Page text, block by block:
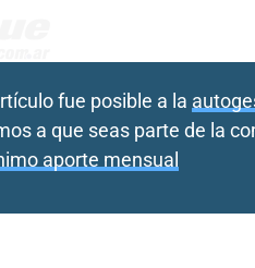
fue posible a la
a que seas parte de la
aporte mensual